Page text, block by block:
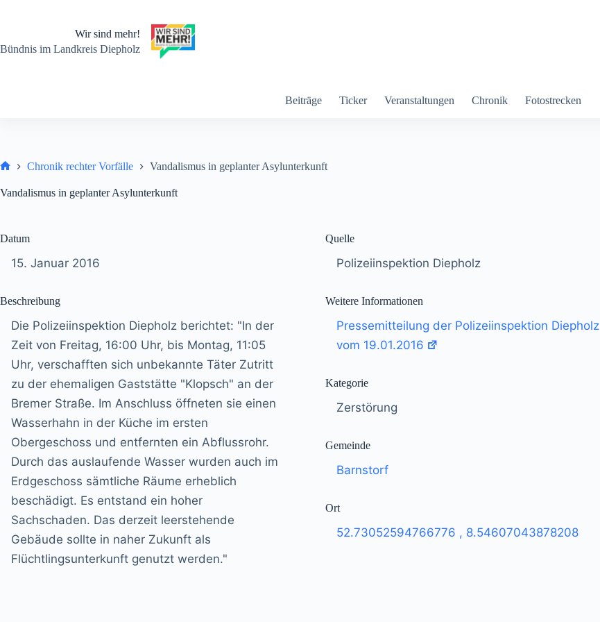
Wir sind mehr!
Bündnis im Landkreis Diepholz
Beiträge Ticker Veranstaltungen Chronik Fotostrecken
Chronik rechter Vorfälle Vandalismus in geplanter Asylunterkunft
Vandalismus in geplanter Asylunterkunft
Datum
15. Januar 2016
Beschreibung
Die Polizeiinspektion Diepholz berichtet: "In der
Zeit von Freitag, 16:00 Uhr, bis Montag, 11:05
Uhr, verschafften sich unbekannte Täter Zutritt
zu der ehemaligen Gaststätte "Klopsch" an der
Bremer Straße. Im Anschluss öffneten sie einen
Wasserhahn in der Küche im ersten
Obergeschoss und entfernten ein Abflussrohr.
Durch das auslaufende Wasser wurden auch im
Erdgeschoss sämtliche Räume erheblich
beschädigt. Es entstand ein hoher
Sachschaden. Das derzeit leerstehende
Gebäude sollte in naher Zukunft als
Flüchtlingsunterkunft genutzt werden."
Quelle
Polizeiinspektion Diepholz
Weitere Informationen
Pressemitteilung der Polizeiinspektion Diepholz
vom 19.01.2016
Kategorie
Zerstörung
Gemeinde
Barnstorf
Ort
52.73052594766776 , 8.54607043878208